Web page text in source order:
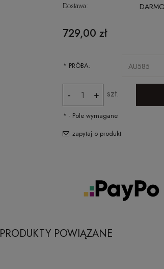
Dostawa:
CENA NIE ZAWIERA EWENTUALNYCH
KOSZTÓW PŁATNOŚCI
729,00 zł
* PRÓBA:
- + szt.
* - Pole wymagane
zapytaj o produkt
PRODUKTY POWIĄZANE